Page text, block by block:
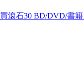
滾石30 BD/DVD/書